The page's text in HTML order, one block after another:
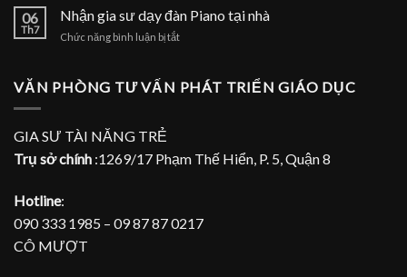
Piano
TPHCM
gia
sư
dạy
tại
06
Th7
Nhận gia sư dạy đàn Piano tại nhà
Chức năng bình luận bị tắtở
sư
nhà
VĂN PHÒNG TƯ VẤN PHÁT TRIỂN GIÁO DỤC
GIA SƯ TÀI NĂNG TRẺ
Trụ sở chính :1269/17 Phạm Thế Hiển, P. 5, Quận 8
Hotline:
090 333 1985 – 09 87 87 0217
CÔ MƯỢT